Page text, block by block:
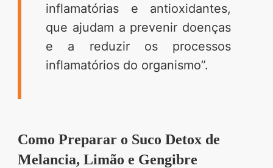
inflamatórias e antioxidantes,
que ajudam a prevenir doenças
e a reduzir os processos
inflamatórios do organismo”.
Como Preparar o Suco Detox de
Melancia, Limão e Gengibre